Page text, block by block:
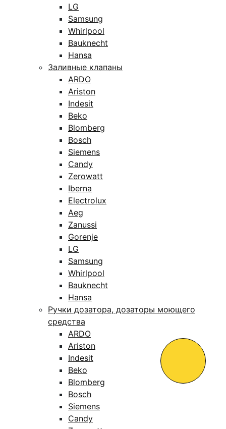
LG
Samsung
Whirlpool
Bauknecht
Hansa
Заливные клапаны
ARDO
Ariston
Indesit
Beko
Blomberg
Bosch
Siemens
Candy
Zerowatt
Iberna
Electrolux
Aeg
Zanussi
Gorenje
LG
Samsung
Whirlpool
Bauknecht
Hansa
Ручки дозатора, дозаторы моющего
средства
ARDO
Ariston
Indesit
Beko
Blomberg
Bosch
Siemens
Candy